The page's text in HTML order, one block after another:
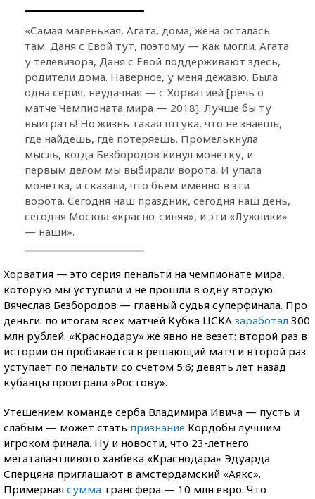
«Самая маленькая, Агата, дома, жена осталась
там. Даня с Евой тут, поэтому — как могли. Агата
у телевизора, Даня с Евой поддерживают здесь,
родители дома. Наверное, у меня дежавю. Была
одна серия, неудачная — с Хорватией [речь о
матче Чемпионата мира — 2018]. Лучше бы ту
выиграть! Но жизнь такая штука, что не знаешь,
где найдешь, где потеряешь. Промелькнула
мысль, когда Безбородов кинул монетку, и
первым делом мы выбирали ворота. И упала
монетка, и сказали, что бьем именно в эти
ворота. Сегодня наш праздник, сегодня наш день,
сегодня Москва «красно-синяя», и эти «Лужники»
— наши».
Хорватия — это серия пенальти на чемпионате мира,
которую мы уступили и не прошли в одну вторую.
Вячеслав Безбородов — главный судья суперфинала. Про
деньги: по итогам всех матчей Кубка ЦСКА заработал 300
млн рублей. «Краснодару» же явно не везет: второй раз в
истории он пробивается в решающий матч и второй раз
уступает по пенальти со счетом 5:6; девять лет назад
кубанцы проиграли «Ростову».
Утешением команде серба Владимира Ивича — пусть и
слабым — может стать признание Кордобы лучшим
игроком финала. Ну и новости, что 23-летнего
мегаталантливого хавбека «Краснодара» Эдуарда
Сперцяна приглашают в амстердамский «Аякс».
Примерная сумма трансфера — 10 млн евро. Что